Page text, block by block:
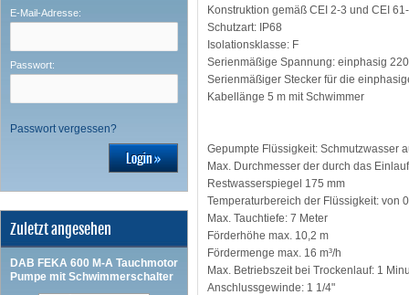
E-Mail-Adresse:
Passwort:
Passwort vergessen?
Zuletzt angesehen
DAB FEKA 600 M-A Tauchmotor
Pumpe mit Schwimmerschalter
Konstruktion gemäß CEI 2-3 und CEI
Schutzart: IP68
Isolationsklasse: F
Serienmäßige Spannung: einphasig
Serienmäßiger Stecker für die
Kabellänge 5 m mit Schwimmer
Gepumpte Flüssigkeit: Schmutzwasser
Max. Durchmesser der durch das
Restwasserspiegel 175 mm
Temperaturbereich der Flüssigkeit: von
Max. Tauchtiefe: 7 Meter
Förderhöhe max. 10,2 m
Fördermenge max. 16 m³/h
Max. Betriebszeit bei Trockenlauf: 1
Anschlussgewinde: 1 1/4"